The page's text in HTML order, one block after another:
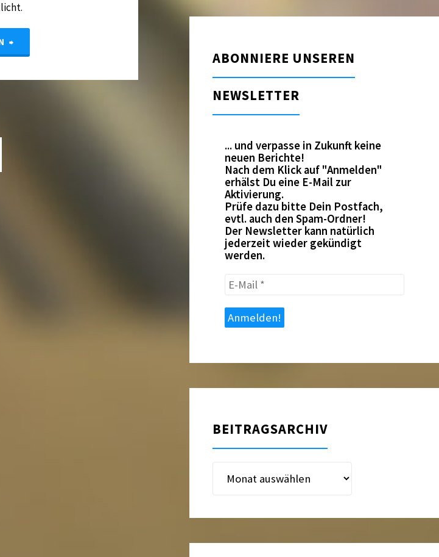
ABONNIERE UNSEREN
NEWSLETTER
... und verpasse in Zukunft keine
neuen Berichte!
Nach dem Klick auf "Anmelden"
erhälst Du eine E-Mail zur
Aktivierung.
Prüfe dazu bitte Dein Postfach,
evtl. auch den Spam-Ordner!
Der Newsletter kann natürlich
jederzeit wieder gekündigt
werden.
E-
Mail
BEITRAGSARCHIV
Beitragsarchiv